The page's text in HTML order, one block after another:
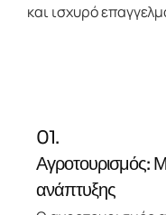
και ισχυρό
01.
Αγροτουρισμός:
ανάπτυξης